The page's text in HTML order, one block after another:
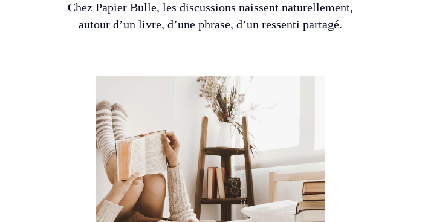
Chez Papier Bulle, les discussions naissent naturellement,
autour d’un livre, d’une phrase, d’un ressenti partagé.